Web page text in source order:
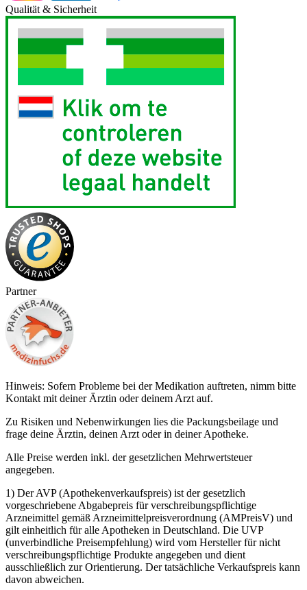
Qualität & Sicherheit
Partner
Hinweis: Sofern Probleme bei der Medikation auftreten, nimm bitte
Kontakt mit deiner Ärztin oder deinem Arzt auf.
Zu Risiken und Nebenwirkungen lies die Packungsbeilage und
frage deine Ärztin, deinen Arzt oder in deiner Apotheke.
Alle Preise werden inkl. der gesetzlichen Mehrwertsteuer
angegeben.
1) Der AVP (Apothekenverkaufspreis) ist der gesetzlich
vorgeschriebene Abgabepreis für verschreibungspflichtige
Arzneimittel gemäß Arzneimittelpreisverordnung (AMPreisV) und
gilt einheitlich für alle Apotheken in Deutschland. Die UVP
(unverbindliche Preisempfehlung) wird vom Hersteller für nicht
verschreibungspflichtige Produkte angegeben und dient
ausschließlich zur Orientierung. Der tatsächliche Verkaufspreis kann
davon abweichen.